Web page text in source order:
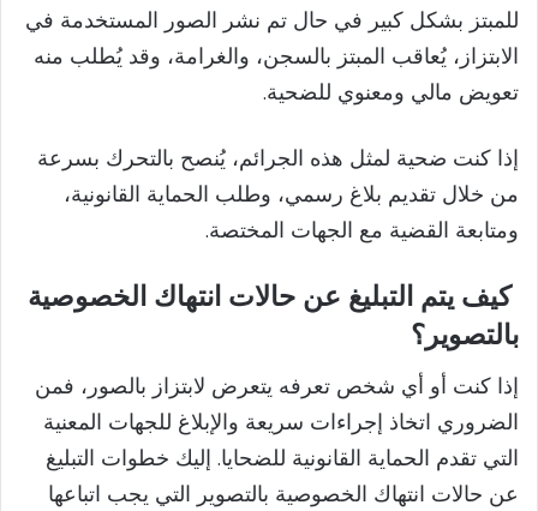
للمبتز بشكل كبير في حال تم نشر الصور المستخدمة في
الابتزاز، يُعاقب المبتز بالسجن، والغرامة، وقد يُطلب منه
تعويض مالي ومعنوي للضحية.
إذا كنت ضحية لمثل هذه الجرائم، يُنصح بالتحرك بسرعة
من خلال تقديم بلاغ رسمي، وطلب الحماية القانونية،
ومتابعة القضية مع الجهات المختصة.
كيف يتم التبليغ عن حالات انتهاك الخصوصية
بالتصوير؟
إذا كنت أو أي شخص تعرفه يتعرض لابتزاز بالصور، فمن
الضروري اتخاذ إجراءات سريعة والإبلاغ للجهات المعنية
التي تقدم الحماية القانونية للضحايا. إليك خطوات التبليغ
عن حالات انتهاك الخصوصية بالتصوير التي يجب اتباعها